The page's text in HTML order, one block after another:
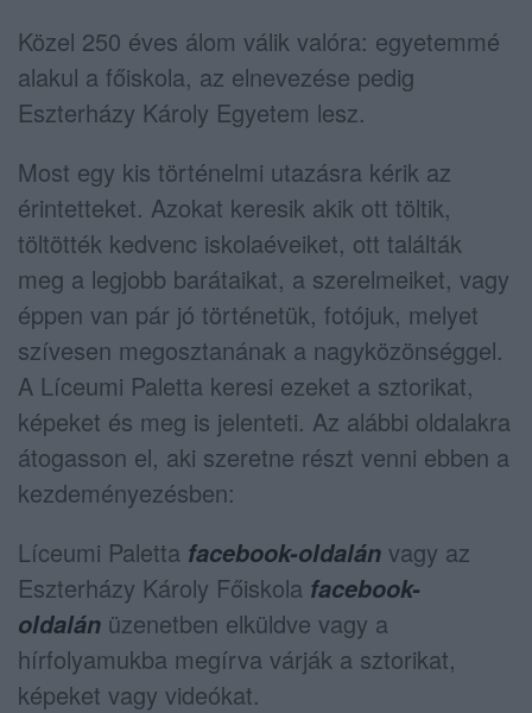
Közel 250 éves álom válik valóra: egyetemmé
alakul a főiskola, az elnevezése pedig
Eszterházy Károly Egyetem lesz.
Most egy kis történelmi utazásra kérik az
érintetteket. Azokat keresik akik ott töltik,
töltötték kedvenc iskolaéveiket, ott találták
meg a legjobb barátaikat, a szerelmeiket, vagy
éppen van pár jó történetük, fotójuk, melyet
szívesen megosztanának a nagyközönséggel.
A Líceumi Paletta keresi ezeket a sztorikat,
képeket és meg is jelenteti. Az alábbi oldalakra
átogasson el, aki szeretne részt venni ebben a
kezdeményezésben:
Líceumi Paletta facebook-oldalán vagy az
Eszterházy Károly Főiskola facebook-
oldalán üzenetben elküldve vagy a
hírfolyamukba megírva várják a sztorikat,
képeket vagy videókat.